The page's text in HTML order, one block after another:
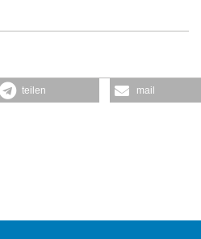
teilen mail